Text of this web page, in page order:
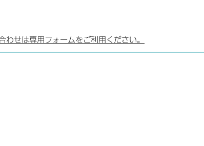
わせは専用フォームをご利用ください。